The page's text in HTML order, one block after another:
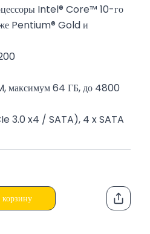
Intel® Core™ 10-го
Pentium® Gold и
максимум 64 ГБ, до 4800
3.0 x4 / SATA), 4 x SATA
x PCIe 3.0 x1